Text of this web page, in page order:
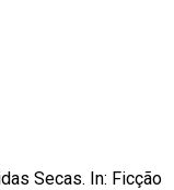
Secas. In: Ficção